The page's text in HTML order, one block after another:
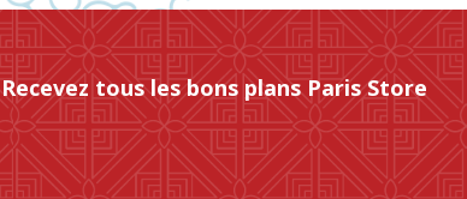
Recevez tous les bons plans Paris Store